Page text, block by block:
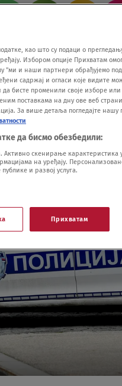
као што су подаци о
Избором опције Прихватам
"ми и наши партнери обрађујемо
садржај и огласи које видите
бисте променили своје изборе или
поставкама на дну ове веб
За више детаља погледајте нашу
да бисмо обезбедили:
скенирање карактеристика
на уређају.
и развој услуга.
Прихватам